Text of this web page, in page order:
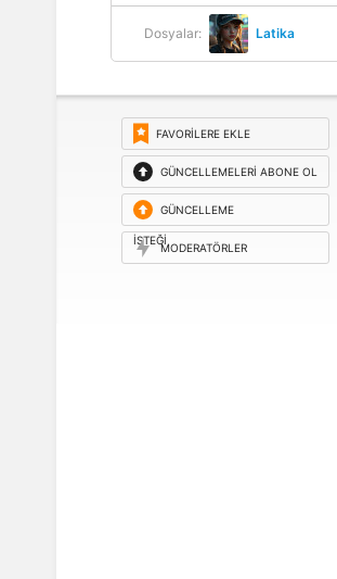
Dosyalar: Latika
FAVORILERE EKLE
GÜNCELLEMELERI ABONE OL
GÜNCELLEME
ISTEĞI
MODERATÖRLER